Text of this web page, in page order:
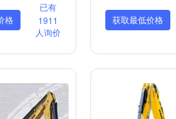
格
已有
1911
人询价
获取最低价格